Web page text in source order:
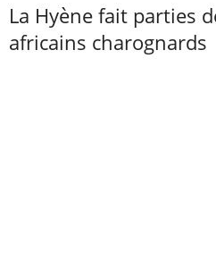
La Hyène fait parties
africains charognards